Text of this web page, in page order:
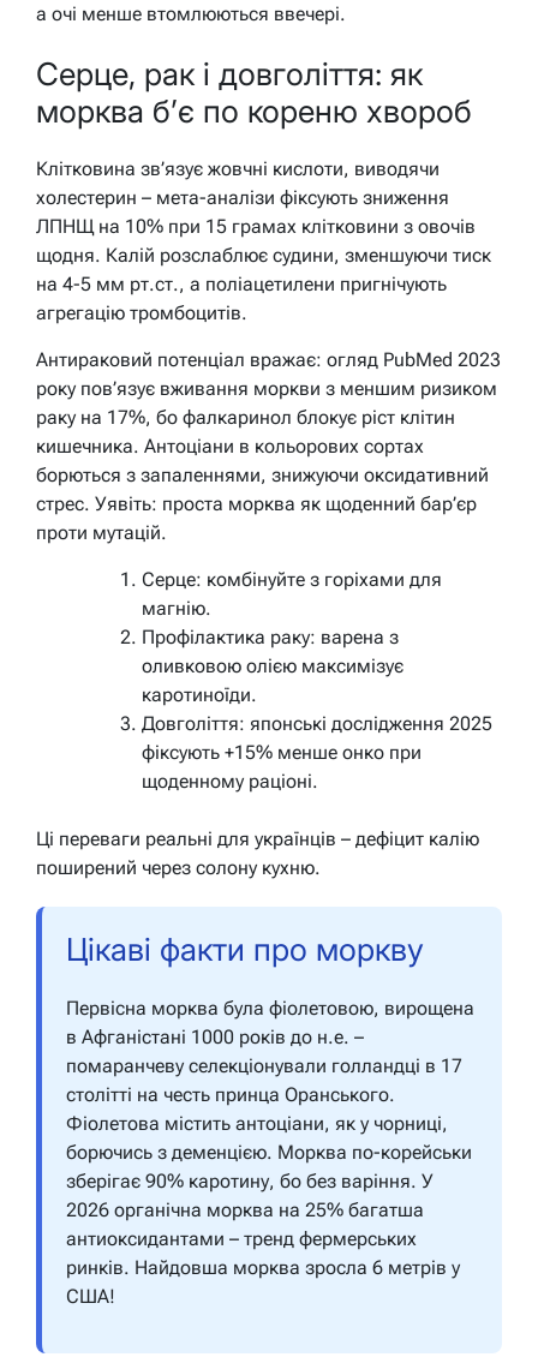
а очі менше втомлюються ввечері.
Серце, рак і довголіття: як
морква б’є по кореню хвороб
Клітковина зв’язує жовчні кислоти, виводячи
холестерин – мета-аналізи фіксують зниження
ЛПНЩ на 10% при 15 грамах клітковини з овочів
щодня. Калій розслаблює судини, зменшуючи тиск
на 4-5 мм рт.ст., а поліацетилени пригнічують
агрегацію тромбоцитів.
Антираковий потенціал вражає: огляд PubMed 2023
року пов’язує вживання моркви з меншим ризиком
раку на 17%, бо фалкаринол блокує ріст клітин
кишечника. Антоціани в кольорових сортах
борються з запаленнями, знижуючи оксидативний
стрес. Уявіть: проста морква як щоденний бар’єр
проти мутацій.
Серце: комбінуйте з горіхами для
магнію.
Профілактика раку: варена з
оливковою олією максимізує
каротиноїди.
Довголіття: японські дослідження 2025
фіксують +15% менше онко при
щоденному раціоні.
Ці переваги реальні для українців – дефіцит калію
поширений через солону кухню.
Цікаві факти про моркву
Первісна морква була фіолетовою, вирощена
в Афганістані 1000 років до н.е. –
помаранчеву селекціонували голландці в 17
столітті на честь принца Оранського.
Фіолетова містить антоціани, як у чорниці,
борючись з деменцією. Морква по-корейськи
зберігає 90% каротину, бо без варіння. У
2026 органічна морква на 25% багатша
антиоксидантами – тренд фермерських
ринків. Найдовша морква зросла 6 метрів у
США!